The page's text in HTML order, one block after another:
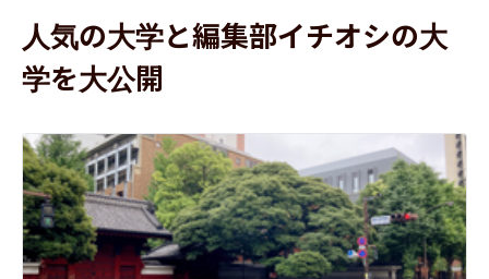
人気の大学と編集部イチオシの大
学を大公開